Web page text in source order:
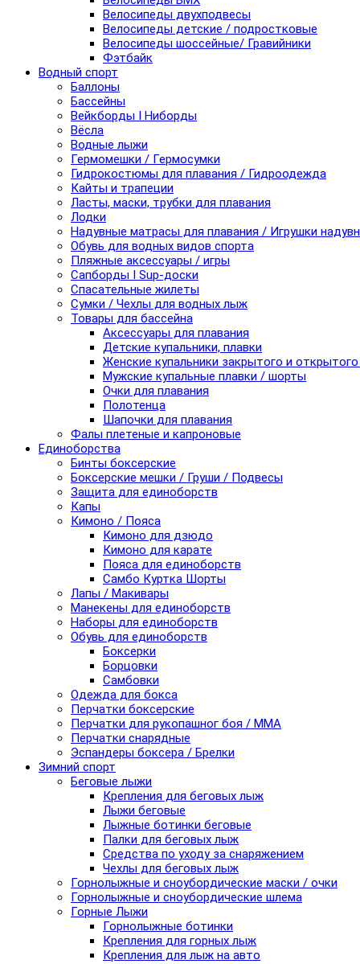
Велосипеды двухподвесы
Велосипеды детские / подростковые
Велосипеды шоссейные/ Гравийники
Фэтбайк
Водный спорт
Баллоны
Бассейны
Вейкборды I Ниборды
Вёсла
Водные лыжи
Гермомешки / Гермосумки
Гидрокостюмы для плавания / Гидроодежда
Кайты и трапеции
Ласты, маски, трубки для плавания
Лодки
Надувные матрасы для плавания / Игрушки
Обувь для водных видов спорта
Пляжные аксессуары / игры
Сапборды I Sup-доски
Спасательные жилеты
Сумки / Чехлы для водных лыж
Товары для бассейна
Аксессуары для плавания
Детские купальники, плавки
Женские купальники закрытого и
Мужские купальные плавки / шорты
Очки для плавания
Полотенца
Шапочки для плавания
Фалы плетеные и капроновые
Единоборства
Бинты боксерские
Боксерские мешки / Груши / Подвесы
Защита для единоборств
Капы
Кимоно / Пояса
Кимоно для дзюдо
Кимоно для карате
Пояса для единоборств
Самбо Куртка Шорты
Лапы / Макивары
Манекены для единоборств
Наборы для единоборств
Обувь для единоборств
Боксерки
Борцовки
Самбовки
Одежда для бокса
Перчатки боксерские
Перчатки для рукопашног боя / ММА
Перчатки снарядные
Эспандеры боксера / Брелки
Зимний спорт
Беговые лыжи
Крепления для беговых лыж
Лыжи беговые
Лыжные ботинки беговые
Палки для беговых лыж
Средства по уходу за снаряжением
Чехлы для беговых лыж
Горнолыжные и сноубордические маски / очки
Горнолыжные и сноубордические шлема
Горные Лыжи
Горнолыжные ботинки
Крепления для горных лыж
Крепления для лыж на авто